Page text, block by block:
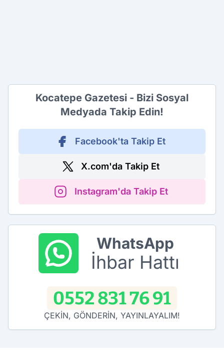
Kocatepe Gazetesi - Bizi Sosyal
Medyada Takip Edin!
Facebook'ta Takip Et
X.com'da Takip Et
Instagram'da Takip Et
WhatsApp
İhbar Hattı
0552 831 76 91
ÇEKİN, GÖNDERİN, YAYINLAYALIM!